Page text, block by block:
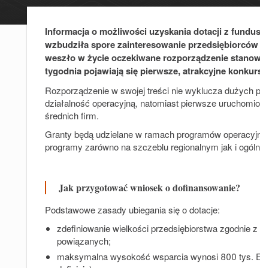
Informacja o możliwości uzyskania dotacji z
wzbudziła spore zainteresowanie
weszło w życie oczekiwane rozporządzenie
tygodnia pojawiają się pierwsze, atrakcyjne
Rozporządzenie w swojej treści nie wyklucza
działalność operacyjną, natomiast pierwsze
średnich firm.
Granty będą udzielane w ramach programów
programy zarówno na szczeblu regionalnym jak i
Jak przygotować wniosek o dofinansowanie?
Podstawowe zasady ubiegania się o dotacje:
zdefiniowanie wielkości przedsiębiorstwa zgodnie
powiązanych;
maksymalna wysokość wsparcia wynosi 800 tys.